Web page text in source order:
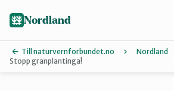
Nordland
Till naturvernforbundet.no Nordland
Stopp granplantinga!